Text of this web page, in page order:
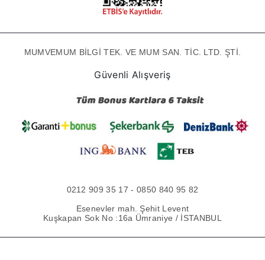
MUMVEMUM BİLGİ TEK. VE MUM SAN. TİC. LTD. ŞTİ.
Güvenli Alışveriş
0212 909 35 17 - 0850 840 95 82
Esenevler mah. Şehit Levent
Kuşkapan Sok No :16a Ümraniye / İSTANBUL